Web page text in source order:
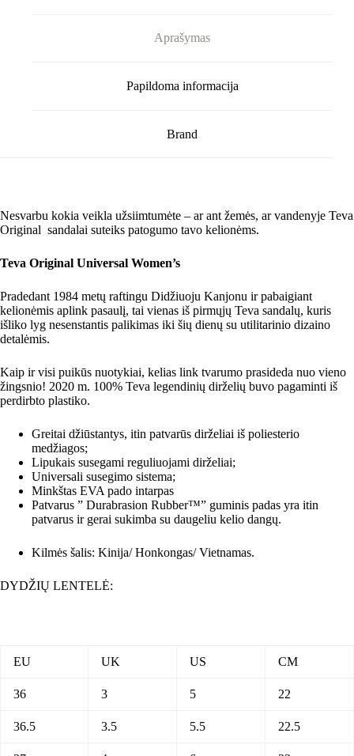
Aprašymas
Papildoma informacija
Brand
Nesvarbu kokia veikla užsiimtumėte – ar ant žemės, ar vandenyje Teva
Original sandalai suteiks patogumo tavo kelionėms.
Teva Original Universal Women’s
Pradedant 1984 metų raftingu Didžiuoju Kanjonu ir pabaigiant
kelionėmis aplink pasaulį, tai vienas iš pirmųjų Teva sandalų, kuris
išliko lyg nesenstantis palikimas iki šių dienų su utilitarinio dizaino
detalėmis.
Kaip ir visi puikūs nuotykiai, kelias link tvarumo prasideda nuo vieno
žingsnio! 2020 m. 100% Teva legendinių dirželių buvo pagaminti iš
perdirbto plastiko.
Greitai džiūstantys, itin patvarūs dirželiai iš poliesterio
medžiagos;
Lipukais susegami reguliuojami dirželiai;
Universali susegimo sistema;
Minkštas EVA pado intarpas
Patvarus ” Durabrasion Rubber™” guminis padas yra itin
patvarus ir gerai sukimba su daugeliu kelio dangų.
Kilmės šalis: Kinija/ Honkongas/ Vietnamas.
DYDŽIŲ LENTELĖ:
EU UK US CM
36 3 5 22
36.5 3.5 5.5 22.5